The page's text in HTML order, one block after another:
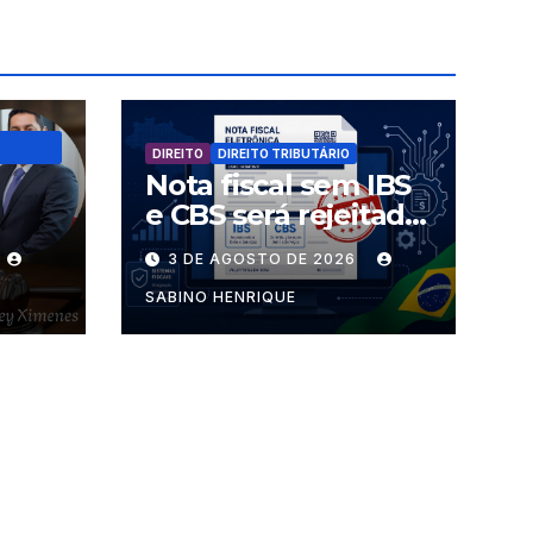
DIREITO DIREITO TRIBUTÁRIO
Nota fiscal sem IBS
e CBS será rejeitada
a partir desta
segunda-feira
3 DE AGOSTO DE 2026
SABINO HENRIQUE